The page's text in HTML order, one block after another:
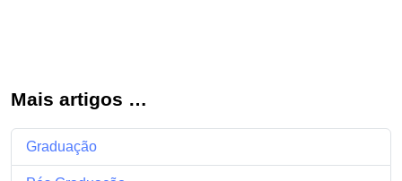
Mais artigos …
Graduação